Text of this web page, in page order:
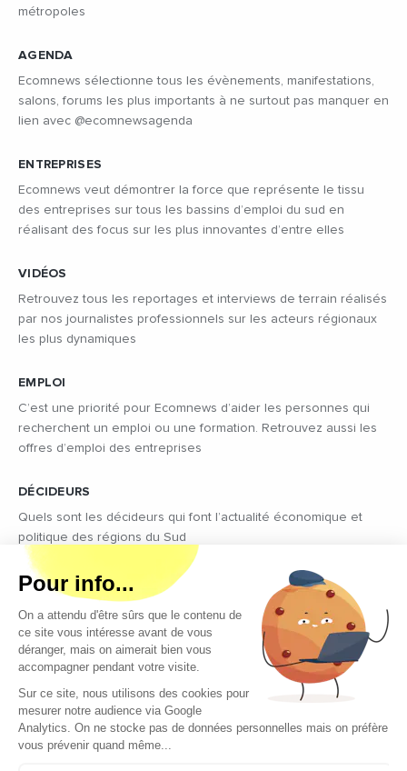
métropoles
AGENDA
Ecomnews sélectionne tous les évènements, manifestations,
salons, forums les plus importants à ne surtout pas manquer en
lien avec @ecomnewsagenda
ENTREPRISES
Ecomnews veut démontrer la force que représente le tissu
des entreprises sur tous les bassins d’emploi du sud en
réalisant des focus sur les plus innovantes d’entre elles
VIDÉOS
Retrouvez tous les reportages et interviews de terrain réalisés
par nos journalistes professionnels sur les acteurs régionaux
les plus dynamiques
EMPLOI
C’est une priorité pour Ecomnews d’aider les personnes qui
recherchent un emploi ou une formation. Retrouvez aussi les
offres d’emploi des entreprises
DÉCIDEURS
Quels sont les décideurs qui font l’actualité économique et
politique des régions du Sud
Copyright © 2026 - Tous droits réservés
Qui sommes-nous ?
Contact